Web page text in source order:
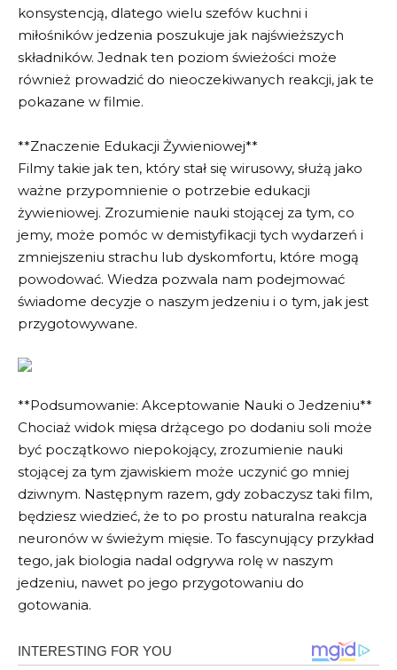
konsystencją, dlatego wielu szefów kuchni i
miłośników jedzenia poszukuje jak najświeższych
składników. Jednak ten poziom świeżości może
również prowadzić do nieoczekiwanych reakcji, jak te
pokazane w filmie.
**Znaczenie Edukacji Żywieniowej**
Filmy takie jak ten, który stał się wirusowy, służą jako
ważne przypomnienie o potrzebie edukacji
żywieniowej. Zrozumienie nauki stojącej za tym, co
jemy, może pomóc w demistyfikacji tych wydarzeń i
zmniejszeniu strachu lub dyskomfortu, które mogą
powodować. Wiedza pozwala nam podejmować
świadome decyzje o naszym jedzeniu i o tym, jak jest
przygotowywane.
**Podsumowanie: Akceptowanie Nauki o Jedzeniu**
Chociaż widok mięsa drżącego po dodaniu soli może
być początkowo niepokojący, zrozumienie nauki
stojącej za tym zjawiskiem może uczynić go mniej
dziwnym. Następnym razem, gdy zobaczysz taki film,
będziesz wiedzieć, że to po prostu naturalna reakcja
neuronów w świeżym mięsie. To fascynujący przykład
tego, jak biologia nadal odgrywa rolę w naszym
jedzeniu, nawet po jego przygotowaniu do
gotowania.